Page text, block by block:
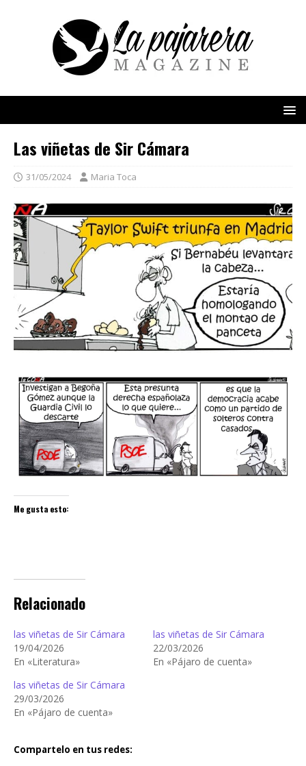
Las viñetas de Sir Cámara
31/05/2024 Maria Toca
Me gusta esto:
Relacionado
las viñetas de Sir Cámara
19/04/2026
En «Literatura»
las viñetas de Sir Cámara
22/03/2026
En «Pájaro de cuenta»
las viñetas de Sir Cámara
29/03/2026
En «Pájaro de cuenta»
Compartelo en tus redes: